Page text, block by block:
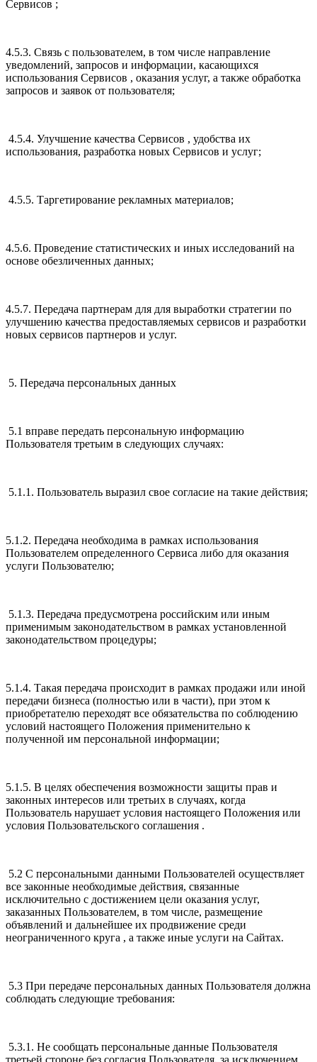
Сервисов ;
4.5.3. Связь с пользователем, в том числе направление
уведомлений, запросов и информации, касающихся
использования Сервисов , оказания услуг, а также обработка
запросов и заявок от пользователя;
4.5.4. Улучшение качества Сервисов , удобства их
использования, разработка новых Сервисов и услуг;
4.5.5. Таргетирование рекламных материалов;
4.5.6. Проведение статистических и иных исследований на
основе обезличенных данных;
4.5.7. Передача партнерам для для выработки стратегии по
улучшению качества предоставляемых сервисов и разработки
новых сервисов партнеров и услуг.
5. Передача персональных данных
5.1 вправе передать персональную информацию
Пользователя третьим в следующих случаях:
5.1.1. Пользователь выразил свое согласие на такие действия;
5.1.2. Передача необходима в рамках использования
Пользователем определенного Сервиса либо для оказания
услуги Пользователю;
5.1.3. Передача предусмотрена российским или иным
применимым законодательством в рамках установленной
законодательством процедуры;
5.1.4. Такая передача происходит в рамках продажи или иной
передачи бизнеса (полностью или в части), при этом к
приобретателю переходят все обязательства по соблюдению
условий настоящего Положения применительно к
полученной им персональной информации;
5.1.5. В целях обеспечения возможности защиты прав и
законных интересов или третьих в случаях, когда
Пользователь нарушает условия настоящего Положения или
условия Пользовательского соглашения .
5.2 С персональными данными Пользователей осуществляет
все законные необходимые действия, связанные
исключительно с достижением цели оказания услуг,
заказанных Пользователем, в том числе, размещение
объявлений и дальнейшее их продвижение среди
неограниченного круга , а также иные услуги на Сайтах.
5.3 При передаче персональных данных Пользователя должна
соблюдать следующие требования:
5.3.1. Не сообщать персональные данные Пользователя
третьей стороне без согласия Пользователя, за исключением